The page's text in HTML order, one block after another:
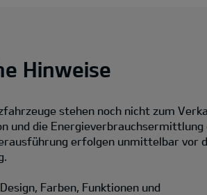
Hinweise
stehen noch nicht zum
und die Energieverbrauchsermittlung
erfolgen unmittelbar vor
Farben, Funktionen und